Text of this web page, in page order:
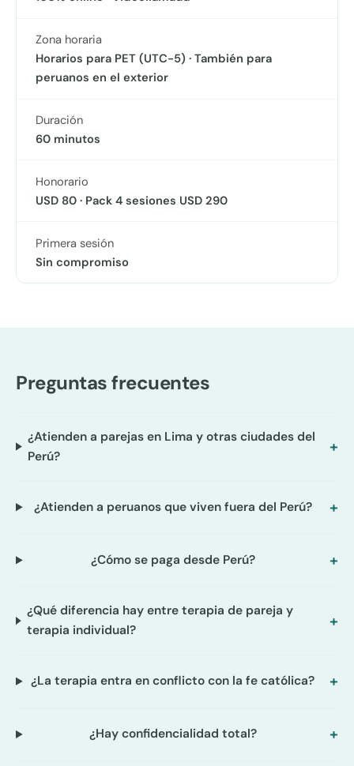
Zona horaria
Horarios para PET (UTC-5) · También para
peruanos en el exterior
Duración
60 minutos
Honorario
USD 80 · Pack 4 sesiones USD 290
Primera sesión
Sin compromiso
Preguntas frecuentes
¿Atienden a parejas en Lima y otras ciudades del
Perú?
¿Atienden a peruanos que viven fuera del Perú?
¿Cómo se paga desde Perú?
¿Qué diferencia hay entre terapia de pareja y
terapia individual?
¿La terapia entra en conflicto con la fe católica?
¿Hay confidencialidad total?